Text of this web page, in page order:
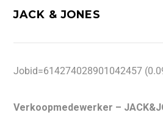
JACK & JONES
Jobid=614274028901042457
Verkoopmedewerker –